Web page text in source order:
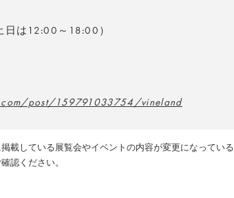
は12:00～18:00）
post/159791033754/vineland
載している展覧会やイベントの内容が変更になっている
認ください。